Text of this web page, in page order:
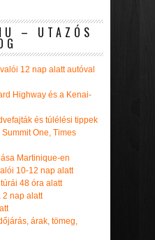
– UTAZÓS
12 nap alatt autóval
Highway és a Kenai-
és túlélési tippek
One, Times
Martinique-en
10-12 nap alatt
48 óra alatt
2 nap alatt
árak, tömeg,